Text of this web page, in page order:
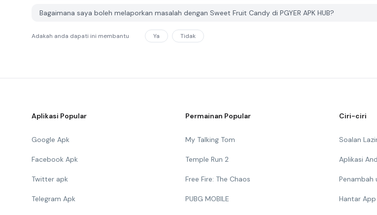
Bagaimana saya boleh melaporkan masalah dengan Sweet Fruit Candy di PGYER APK HUB?
Adakah anda dapati ini membantu Ya Tidak
Aplikasi Popular
Google Apk
Facebook Apk
Twitter apk
Telegram Apk
Permainan Popular
My Talking Tom
Temple Run 2
Free Fire: The Chaos
PUBG MOBILE
Ciri-ciri
Soalan
Aplikasi
Penambah
Hantar App